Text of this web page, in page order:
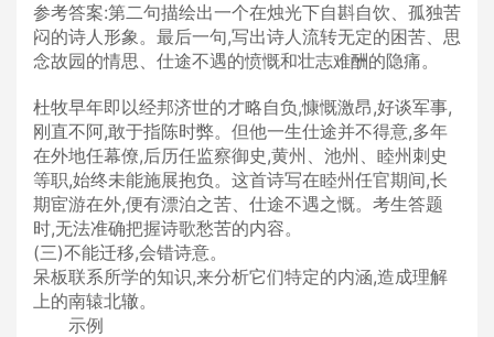
参考答案:第二句描绘出一个在烛光下自斟自饮、孤独苦
闷的诗人形象。最后一句,写出诗人流转无定的困苦、思
念故园的情思、仕途不遇的愤慨和壮志难酬的隐痛。
杜牧早年即以经邦济世的才略自负,慷慨激昂,好谈军事,
刚直不阿,敢于指陈时弊。但他一生仕途并不得意,多年
在外地任幕僚,后历任监察御史,黄州、池州、睦州刺史
等职,始终未能施展抱负。这首诗写在睦州任官期间,长
期宦游在外,便有漂泊之苦、仕途不遇之慨。考生答题
时,无法准确把握诗歌愁苦的内容。
(三)不能迁移,会错诗意。
呆板联系所学的知识,来分析它们特定的内涵,造成理解
上的南辕北辙。
示例